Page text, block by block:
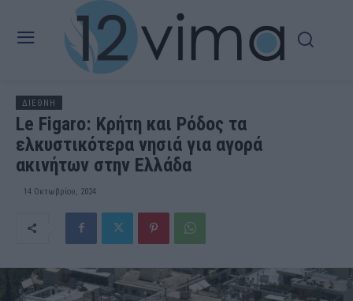
ΔΙΕΘΝΗ
Le Figaro: Κρήτη και Ρόδος τα
ελκυστικότερα νησιά για αγορά
ακινήτων στην Ελλάδα
14 Οκτωβρίου, 2024